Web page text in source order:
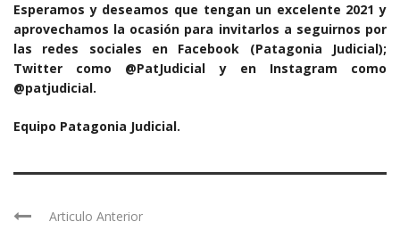
Esperamos y deseamos que tengan un excelente 2021 y
aprovechamos la ocasión para invitarlos a seguirnos por
las redes sociales en Facebook (Patagonia Judicial);
Twitter como @PatJudicial y en Instagram como
@patjudicial.
Equipo Patagonia Judicial.
Articulo Anterior